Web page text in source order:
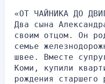
«ОТ ЧАЙНИКА ДО
Два сына
своим отцом. Он
семье
швее. Вместе
Коми, купили
рождения старшего